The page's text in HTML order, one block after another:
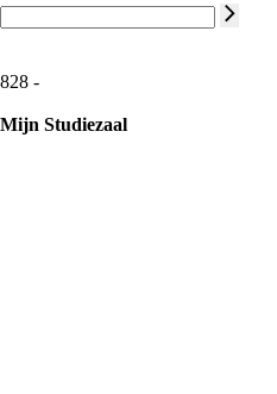
828 -
Mijn Studiezaal